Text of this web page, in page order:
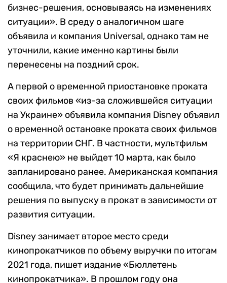
бизнес-решения, основываясь на изменениях
ситуации». В среду о аналогичном шаге
объявила и компания Universal, однако там не
уточнили, какие именно картины были
перенесены на поздний срок.
А первой о временной приостановке проката
своих фильмов «из-за сложившейся ситуации
на Украине» объявила компания Disney объявил
о временной остановке проката своих фильмов
на территории СНГ. В частности, мультфильм
«Я краснею» не выйдет 10 марта, как было
запланировано ранее. Американская компания
сообщила, что будет принимать дальнейшие
решения по выпуску в прокат в зависимости от
развития ситуации.
Disney занимает второе место среди
кинопрокатчиков по объему выручки по итогам
2021 года, пишет издание «Бюллетень
кинопрокатчика». В прошлом году она